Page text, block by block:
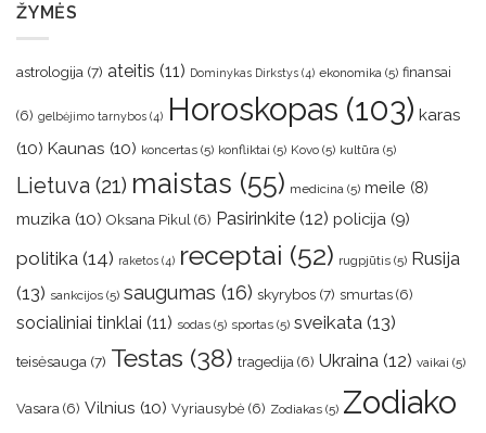
ŽYMĖS
astrologija (7) ateitis (11) Dominykas Dirkstys (4) ekonomika (5) finansai
(6) gelbėjimo tarnybos (4) Horoskopas (103) karas
(10) Kaunas (10) koncertas (5) konfliktai (5) Kovo (5) kultūra (5)
Lietuva (21) maistas (55) medicina (5) meile (8)
muzika (10) Oksana Pikul (6) Pasirinkite (12) policija (9)
politika (14) raketos (4) receptai (52) rugpjūtis (5) Rusija
(13) sankcijos (5) saugumas (16) skyrybos (7) smurtas (6)
socialiniai tinklai (11) sodas (5) sportas (5) sveikata (13)
teisėsauga (7) Testas (38) tragedija (6) Ukraina (12) vaikai (5)
Vasara (6) Vilnius (10) Vyriausybė (6) Zodiakas (5) Zodiako